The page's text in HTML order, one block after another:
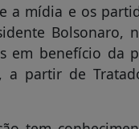
a mídia e os
em benefício da
a partir de